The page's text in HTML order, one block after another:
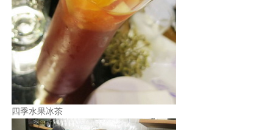
四季水果冰茶